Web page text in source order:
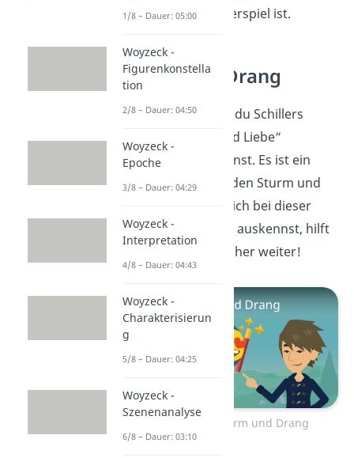
bürgerliches Trauerspiel ist.
Sturm und Drang
Jetzt weißt du, wie du Schillers
Drama „Kabale und Liebe“
interpretieren kannst. Es ist ein
gutes Beispiel für den Sturm und
Drang. Wenn du dich bei dieser
Epoche noch nicht auskennst, hilft
dir unser
sicher weiter!
Zum Video: Sturm und Drang
1/8 – Dauer: 05:00
Woyzeck -
Figurenkonstella
tion
2/8 – Dauer: 04:50
Woyzeck -
Epoche
3/8 – Dauer: 04:29
Woyzeck -
Interpretation
4/8 – Dauer: 04:43
Woyzeck -
Charakterisierun
g
5/8 – Dauer: 04:25
Woyzeck -
Szenenanalyse
6/8 – Dauer: 03:10